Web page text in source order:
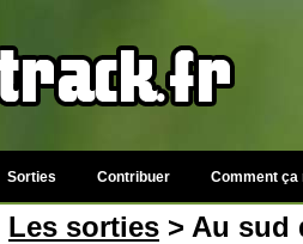
Sorties Contribuer Comment ça
Les sorties > Au sud